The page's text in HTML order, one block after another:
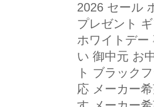
2026 セール
プレゼント
ホワイトデー
い 御中元 お
ト ブラック
応 メーカー